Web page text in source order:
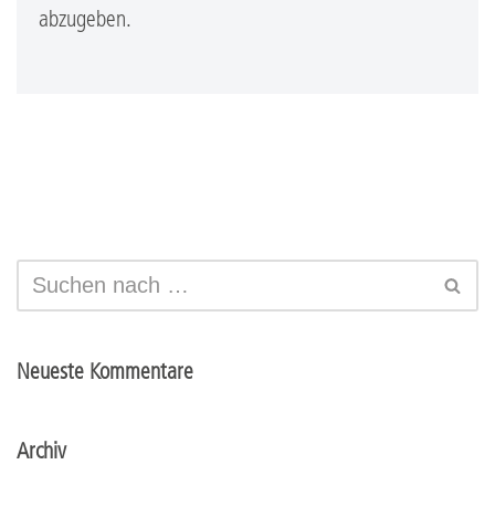
abzugeben.
Neueste Kommentare
Archiv